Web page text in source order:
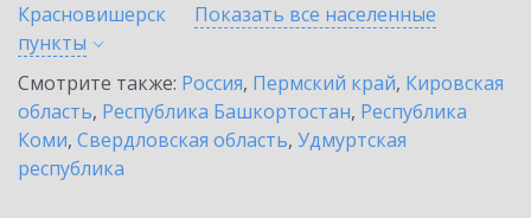
Красновишерск
Показать все населенные
пункты
Смотрите также: Россия, Пермский край, Кировская
область, Республика Башкортостан, Республика
Коми, Свердловская область, Удмуртская
республика